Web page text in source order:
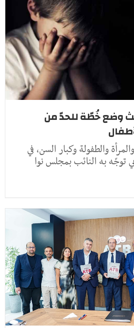
وضع خُطّة للحدّ من
والطفولة وكبار السن، في
توجّه به النائب بمجلس نوا